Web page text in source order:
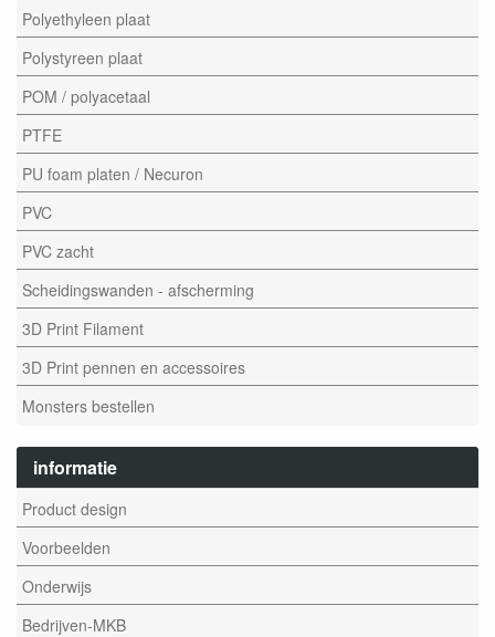
Polyethyleen plaat
Polystyreen plaat
POM / polyacetaal
PTFE
PU foam platen / Necuron
PVC
PVC zacht
Scheidingswanden - afscherming
3D Print Filament
3D Print pennen en accessoires
Monsters bestellen
informatie
Product design
Voorbeelden
Onderwijs
Bedrijven-MKB